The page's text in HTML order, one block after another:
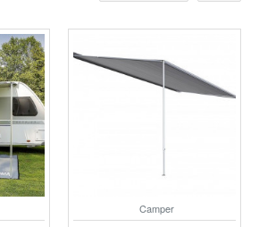
Camper